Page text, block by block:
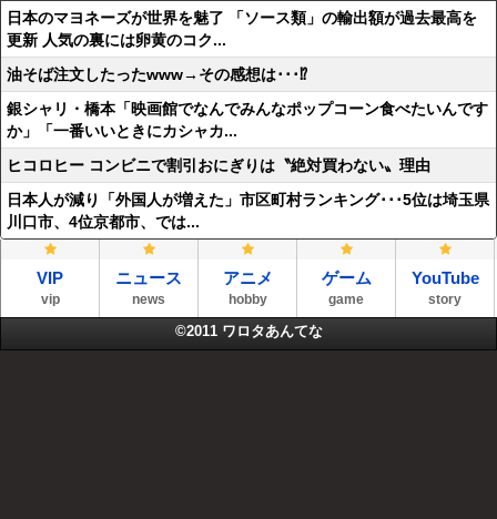
日本のマヨネーズが世界を魅了 「ソース類」の輸出額が過去最高を
更新 人気の裏には卵黄のコク...
油そば注文したったwww→その感想は･･･⁉
銀シャリ・橋本「映画館でなんでみんなポップコーン食べたいんです
か」「一番いいときにカシャカ...
ヒコロヒー コンビニで割引おにぎりは〝絶対買わない〟理由
日本人が減り「外国人が増えた」市区町村ランキング･･･5位は埼玉県
川口市、4位京都市、では...
VIP
vip
ニュース
news
アニメ
hobby
ゲーム
game
YouTube
story
©2011 ワロタあんてな